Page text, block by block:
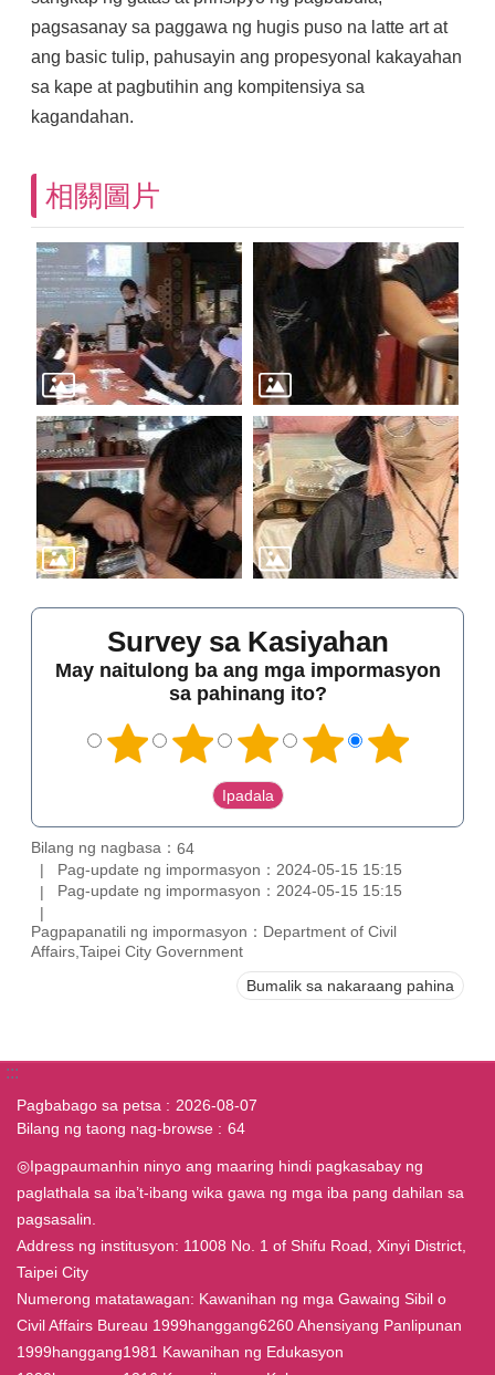
pagsasanay sa paggawa ng hugis puso na latte art at
ang basic tulip, pahusayin ang propesyonal kakayahan
sa kape at pagbutihin ang kompitensiya sa
kagandahan.
相關圖片
Survey sa Kasiyahan
May naitulong ba ang mga impormasyon
sa pahinang ito?
Bilang ng nagbasa： 64
Pag-update ng impormasyon：2024-05-15 15:15
Pag-update ng impormasyon：2024-05-15 15:15
Pagpapanatili ng impormasyon：Department of Civil
Affairs,Taipei City Government
Bumalik sa nakaraang pahina
:::
Pagbabago sa petsa
2026-08-07
Bilang ng taong nag-browse
64
◎Ipagpaumanhin ninyo ang maaring hindi pagkasabay ng
paglathala sa iba’t-ibang wika gawa ng mga iba pang dahilan sa
pagsasalin.
Address ng institusyon: 11008 No. 1 of Shifu Road, Xinyi District,
Taipei City
Numerong matatawagan: Kawanihan ng mga Gawaing Sibil o
Civil Affairs Bureau 1999hanggang6260 Ahensiyang Panlipunan
1999hanggang1981 Kawanihan ng Edukasyon